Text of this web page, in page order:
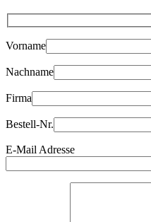
Vorname
Nachname
Firma
Bestell-Nr.
E-Mail Adresse